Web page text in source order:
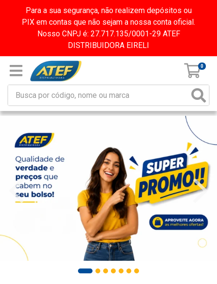
Para a sua segurança, não realizem depósitos ou
PIX em contas que não sejam a nossa conta oficial.
Nosso CNPJ é: 27.717.135/0001-29 ATEF
DISTRIBUIDORA EIRELI
0